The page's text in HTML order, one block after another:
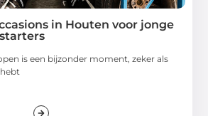
in Houten voor jonge
is een bijzonder moment, zeker als